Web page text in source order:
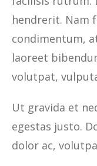
hendrerit. Nam
condimentum,
laoreet
volutpat,
Ut gravida et
egestas justo.
dolor ac,